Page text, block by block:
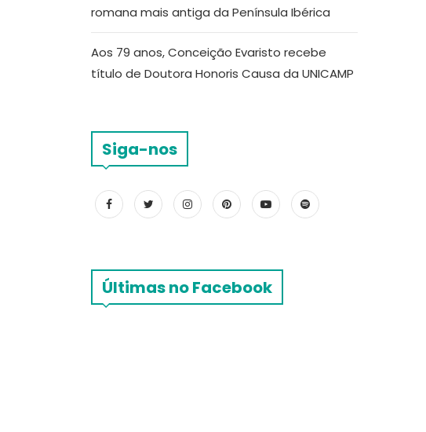
romana mais antiga da Península Ibérica
Aos 79 anos, Conceição Evaristo recebe
título de Doutora Honoris Causa da UNICAMP
Siga-nos
Últimas no Facebook